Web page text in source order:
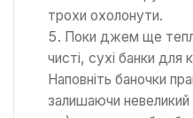
трохи охолонути.
Поки джем ще
чисті, сухі банки для
Наповніть баночки
залишаючи невеликий